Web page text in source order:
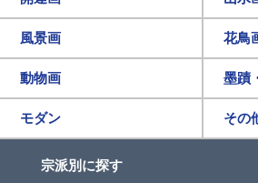
風景画 花鳥
動物画 墨蹟
モダン その
宗派別に探す